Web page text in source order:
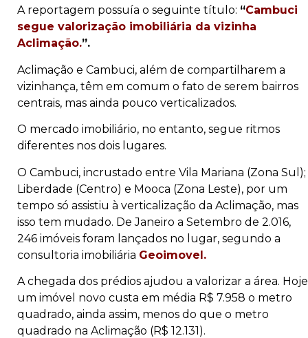
A reportagem possuía o seguinte título: “Cambuci
segue valorização imobiliária da vizinha
Aclimação.”.
Aclimação e Cambuci, além de compartilharem a
vizinhança, têm em comum o fato de serem bairros
centrais, mas ainda pouco verticalizados.
O mercado imobiliário, no entanto, segue ritmos
diferentes nos dois lugares.
O Cambuci, incrustado entre Vila Mariana (Zona Sul);
Liberdade (Centro) e Mooca (Zona Leste), por um
tempo só assistiu à verticalização da Aclimação, mas
isso tem mudado. De Janeiro a Setembro de 2.016,
246 imóveis foram lançados no lugar, segundo a
consultoria imobiliária Geoimovel.
A chegada dos prédios ajudou a valorizar a área.
um imóvel novo custa em média R$ 7.958 o metro
quadrado, ainda assim, menos do que o metro
quadrado na Aclimação (R$ 12.131).